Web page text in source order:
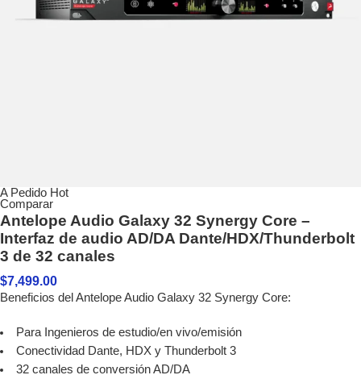
A Pedido Hot
Comparar
Antelope Audio Galaxy 32 Synergy Core –
Interfaz de audio AD/DA Dante/HDX/Thunderbolt
3 de 32 canales
$7,499.00
Beneficios del Antelope Audio Galaxy 32 Synergy Core:
Para Ingenieros de estudio/en vivo/emisión
Conectividad Dante, HDX y Thunderbolt 3
32 canales de conversión AD/DA